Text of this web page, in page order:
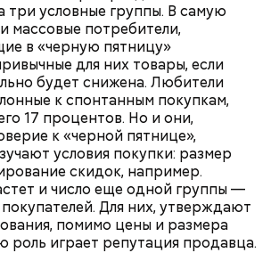
три условные группы. В самую
массовые потребители,
в «черную пятницу»
для них товары, если
будет снижена. Любители
к спонтанным покупкам,
17 процентов. Но и они,
к «черной пятнице»,
условия покупки: размер
скидок, например.
и число еще одной группы —
Для них, утверждают
помимо цены и размера
роль играет репутация продавца.
Колбасина подчеркнула,
ипотечного кредита
оценить объект
недвижимости и свои финансовые
спросить самого себя,
этот вопрос вообще актуален
ежемесячный платеж по
отразится на вашем бюджете.
накопления